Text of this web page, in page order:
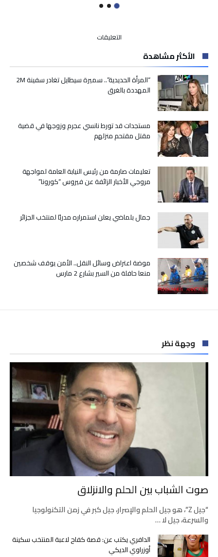
التعليقات
يتحول
إلى
منتزه
الأكثر مشاهدة
“المرأة الحديدية”.. سميرة سيطايل تغادر سفينة 2M
المهددة بالغرق
مستجدات قد تورط نانسي عجرم وزوجها في قضية
مقتل مقتحم منزلهم
تعليمات صارمة من رئيس النيابة العامة لمواجهة
مروجي الأخبار الزائفة عن فيروس “كورونا”
جمال بلماضي يعلن استمراره مدربًا لمنتخب الجزائر
موضة اعتراض وسائل النقل.. الأمن يوقف شخصين
منعا حافلة من السير بشارع 2 مارس
وجهة نظر
صوت الشباب بين الحلم والانزلاق
“جيل Z”، هو جيل الحلم والإصرار، جيل كبر في زمن التكنولوجيا
والسرعة، جيل لا …
الدافري يكتب عن: قصة كفاح لاعبة المنتخب سكينة
أوزراوي الديكي